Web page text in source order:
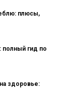
плюсы,
полный гид по
здоровье: